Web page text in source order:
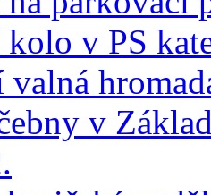
kolo v PS
v